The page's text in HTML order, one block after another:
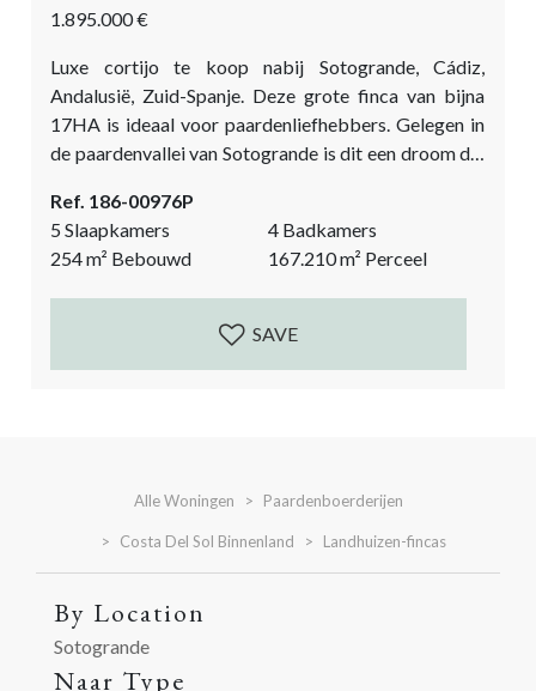
1.895.000 €
Luxe cortijo te koop nabij Sotogrande, Cádiz,
Andalusië, Zuid-Spanje. Deze grote finca van bijna
17HA is ideaal voor paardenliefhebbers. Gelegen in
de paardenvallei van Sotogrande is dit een droom die
gezellig landgoed. Het prachtige perceel van
glooiende heuvels met weidegrond. Dit pand is klaar
voor een nieuwe eigenaar, met wat TLC heeft dit het
potentieel om een van de mooiste
paardenlandgoederen...
Ref. 186-00976P
5 Slaapkamers
4 Badkamers
254m² Bebouwd 167.210m² Perceel
SAVE
Alle Woningen Paardenboerderijen
Costa Del Sol Binnenland Landhuizen-fincas
By Location
Sotogrande
Naar Type